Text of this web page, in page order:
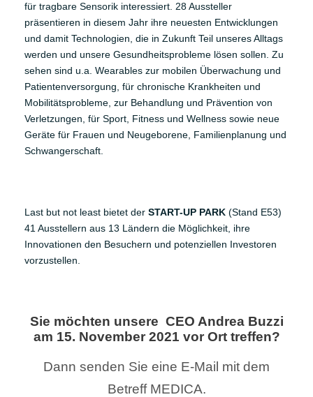
für tragbare Sensorik interessiert. 28 Aussteller
präsentieren in diesem Jahr ihre neuesten Entwicklungen
und damit Technologien, die in Zukunft Teil unseres Alltags
werden und unsere Gesundheitsprobleme lösen sollen. Zu
sehen sind u.a. Wearables zur mobilen Überwachung und
Patientenversorgung, für chronische Krankheiten und
Mobilitätsprobleme, zur Behandlung und Prävention von
Verletzungen, für Sport, Fitness und Wellness sowie neue
Geräte für Frauen und Neugeborene, Familienplanung und
Schwangerschaft.
Last but not least bietet der START-UP PARK (Stand E53)
41 Ausstellern aus 13 Ländern die Möglichkeit, ihre
Innovationen den Besuchern und potenziellen Investoren
vorzustellen.
Sie möchten unsere CEO Andrea Buzzi
am 15. November 2021 vor Ort treffen?
Dann senden Sie eine E-Mail mit dem
Betreff MEDICA.